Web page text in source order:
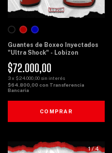
Guantes de Boxeo Inyectados
"Ultra Shock" - Lobizon
$72.000,00
3x $24.000,00 sin interés
$64.800,00 con Transferencia
Bancaria
COMPRAR
1/4